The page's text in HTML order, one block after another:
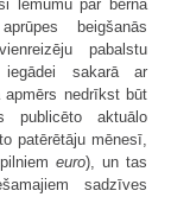
lēmumu par bērna
beigšanās
pabalstu
sakarā ar
nedrīkst būt
publicēto aktuālo
patērētāju mēnesī,
euro), un tas
sadzīves